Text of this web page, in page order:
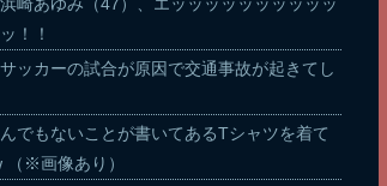
！！
サッカーの試合が原因で交通事故が起きてし
でもないことが書いてあるTシャツを着て
（※画像あり）